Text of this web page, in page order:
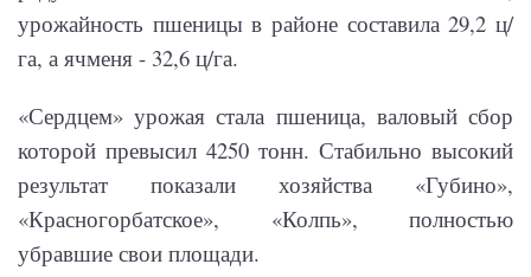
урожайность пшеницы в районе составила 29,2 ц/
га, а ячменя - 32,6 ц/га.
«Сердцем» урожая стала пшеница, валовый сбор
которой превысил 4250 тонн. Стабильно высокий
результат показали хозяйства «Губино»,
«Красногорбатское», «Колпь», полностью
убравшие свои площади.